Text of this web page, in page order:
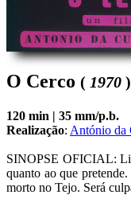
O Cerco ( 1970 )
120 min | 35 mm/p.b.
Realização: António da
SINOPSE OFICIAL:
quanto ao que
morto no Tejo. Será